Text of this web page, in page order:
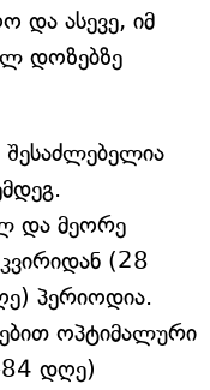
და ასევე, იმ
დოზებზე
და მეორე
(28
პერიოდია.
ოპტიმალური
84 დღე)